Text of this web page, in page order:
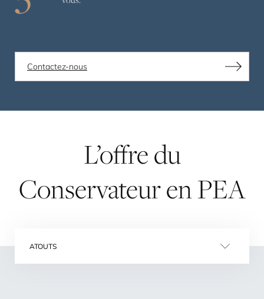
Contactez-nous
L’offredu
ConservateurenPEA
ATOUTS